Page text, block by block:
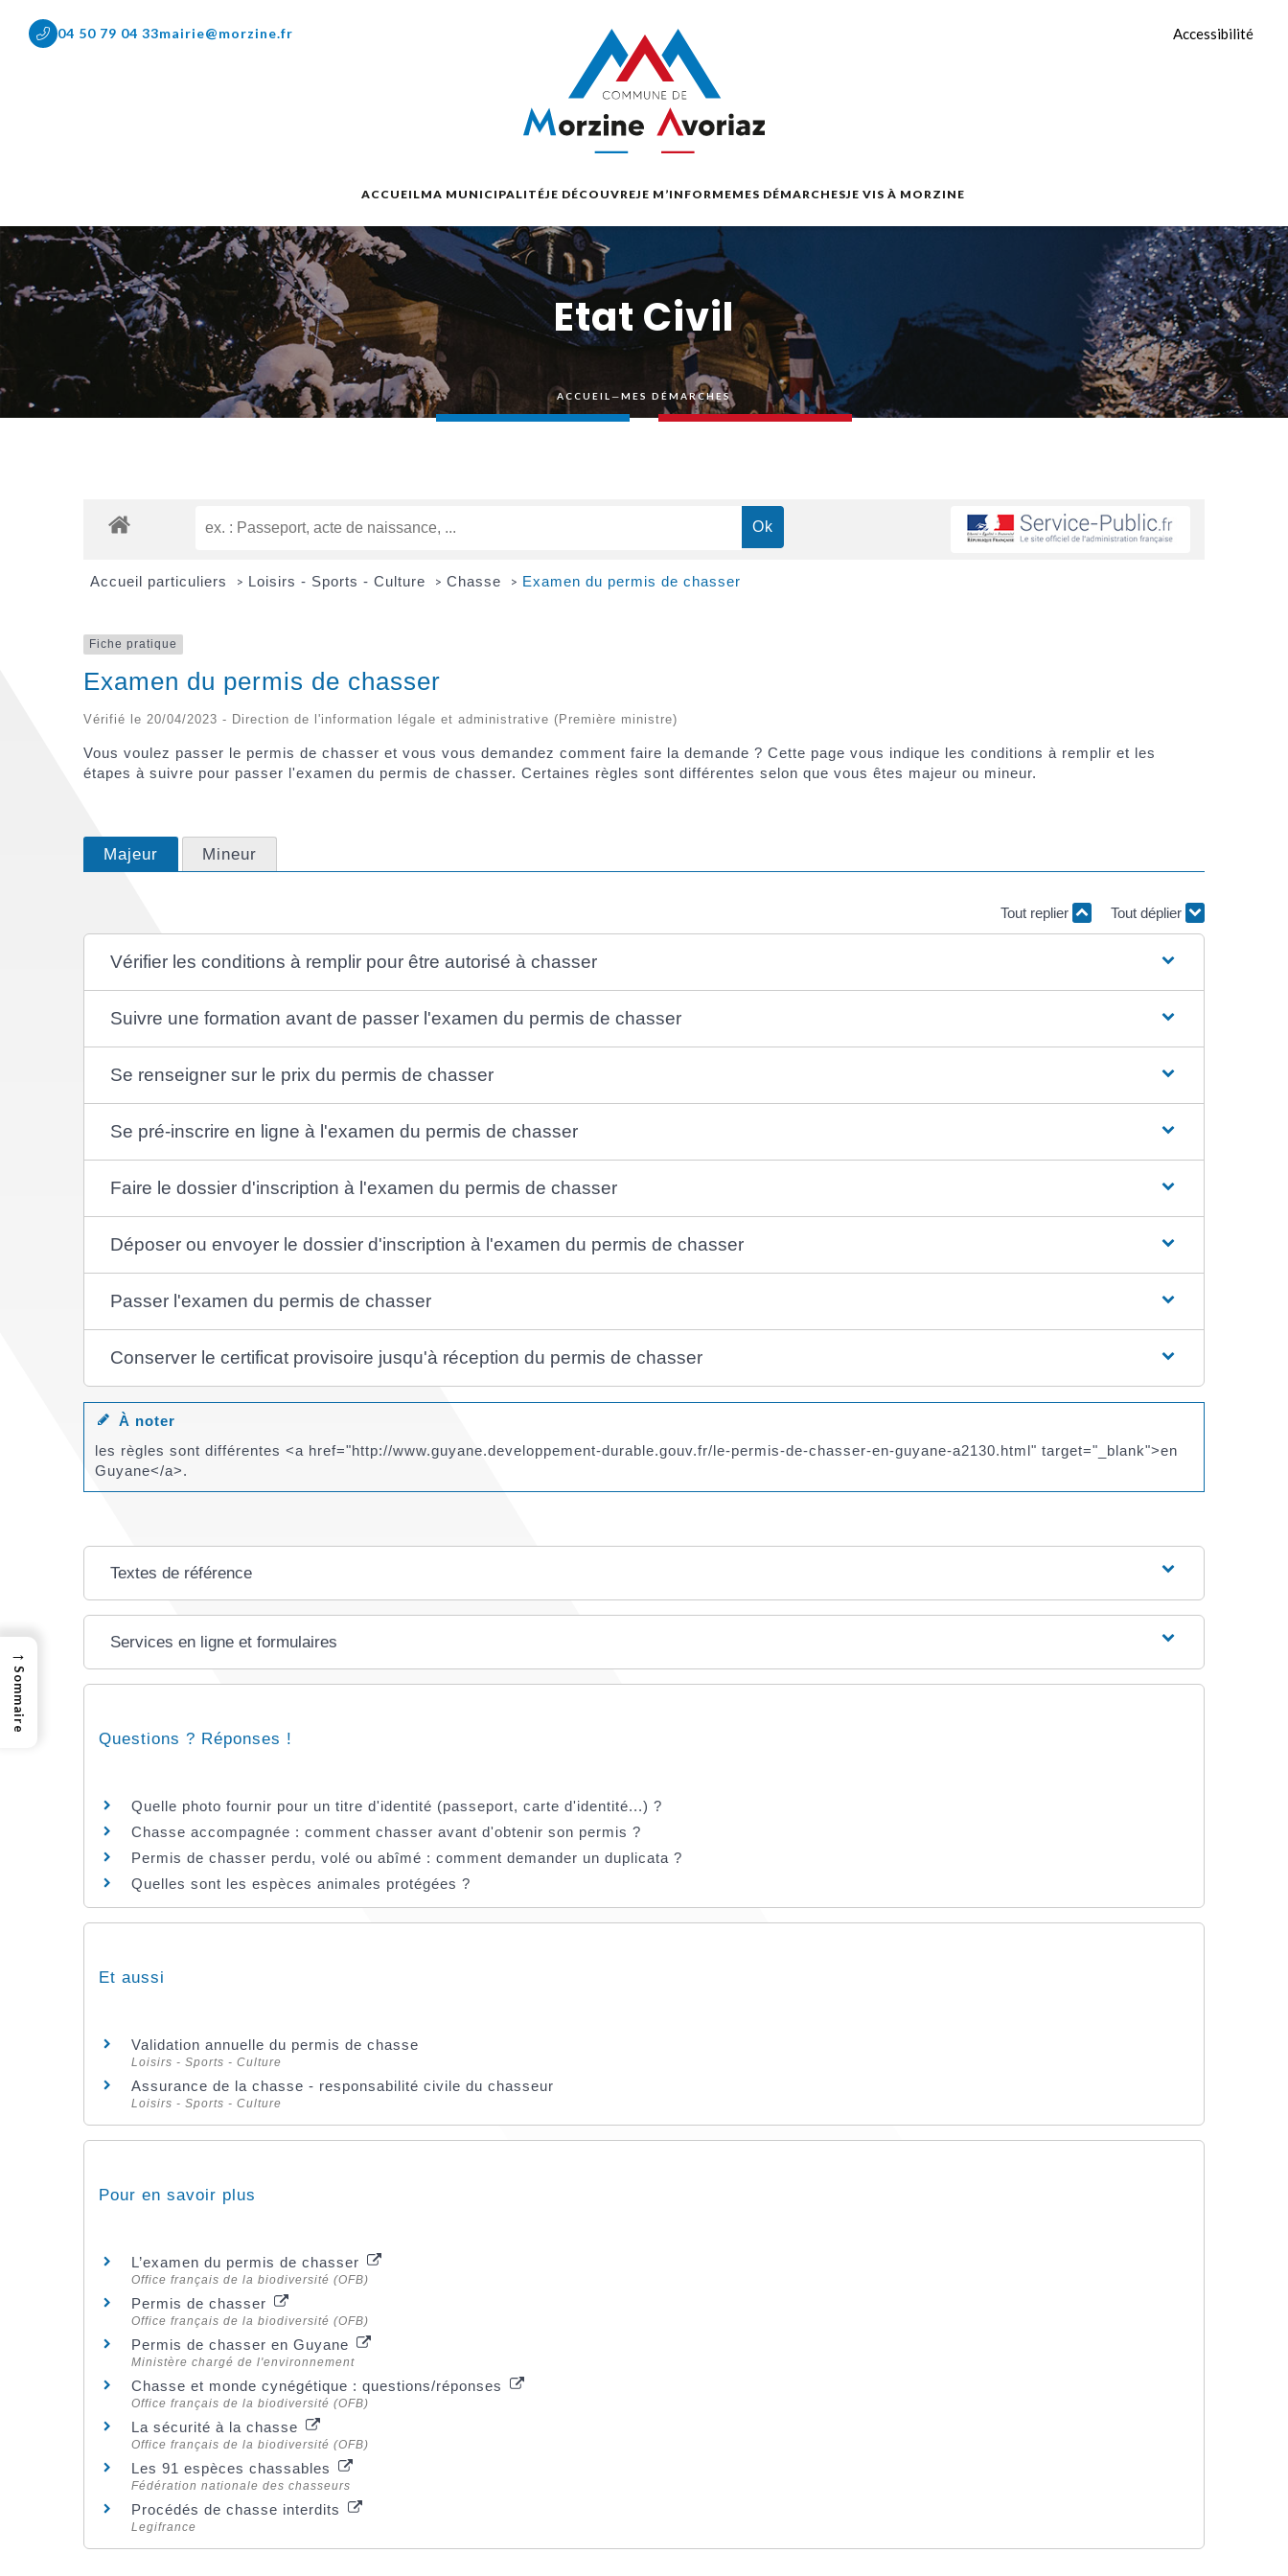
04 50 79 04 33mairie@morzine.fr Accessibilité
ACCUEILMA MUNICIPALITÉJE DÉCOUVREJE M’INFORMEMES DÉMARCHESJE VIS À MORZINE
Etat Civil
ACCUEIL —MES DÉMARCHES
Accueil particuliers > Loisirs - Sports - Culture > Chasse > Examen du permis de chasser
Fiche pratique
Examen du permis de chasser
Vérifié le 20/04/2023 - Direction de l'information légale et administrative (Première ministre)
Vous voulez passer le permis de chasser et vous vous demandez comment faire la demande ? Cette page vous indique les conditions à remplir et les
étapes à suivre pour passer l'examen du permis de chasser. Certaines règles sont différentes selon que vous êtes majeur ou mineur.
Majeur Mineur
Tout replier Tout déplier
Vérifier les conditions à remplir pour être autorisé à chasser
Suivre une formation avant de passer l'examen du permis de chasser
Se renseigner sur le prix du permis de chasser
Se pré-inscrire en ligne à l'examen du permis de chasser
Faire le dossier d'inscription à l'examen du permis de chasser
Déposer ou envoyer le dossier d'inscription à l'examen du permis de chasser
Passer l'examen du permis de chasser
Conserver le certificat provisoire jusqu'à réception du permis de chasser
À noter
les règles sont différentes <a href="http://www.guyane.developpement-durable.gouv.fr/le-permis-de-chasser-en-guyane-a2130.html" target="_blank">en
Guyane</a>.
Textes de référence
Services en ligne et formulaires
Questions ? Réponses !
Quelle photo fournir pour un titre d'identité (passeport, carte d'identité...) ?
Chasse accompagnée : comment chasser avant d'obtenir son permis ?
Permis de chasser perdu, volé ou abîmé : comment demander un duplicata ?
Quelles sont les espèces animales protégées ?
Et aussi
Validation annuelle du permis de chasse
Loisirs - Sports - Culture
Assurance de la chasse - responsabilité civile du chasseur
Loisirs - Sports - Culture
Pour en savoir plus
L’examen du permis de chasser
Office français de la biodiversité (OFB)
Permis de chasser
Office français de la biodiversité (OFB)
Permis de chasser en Guyane
Ministère chargé de l'environnement
Chasse et monde cynégétique : questions/réponses
Office français de la biodiversité (OFB)
La sécurité à la chasse
Office français de la biodiversité (OFB)
Les 91 espèces chassables
Fédération nationale des chasseurs
Procédés de chasse interdits
Legifrance
→
Sommaire